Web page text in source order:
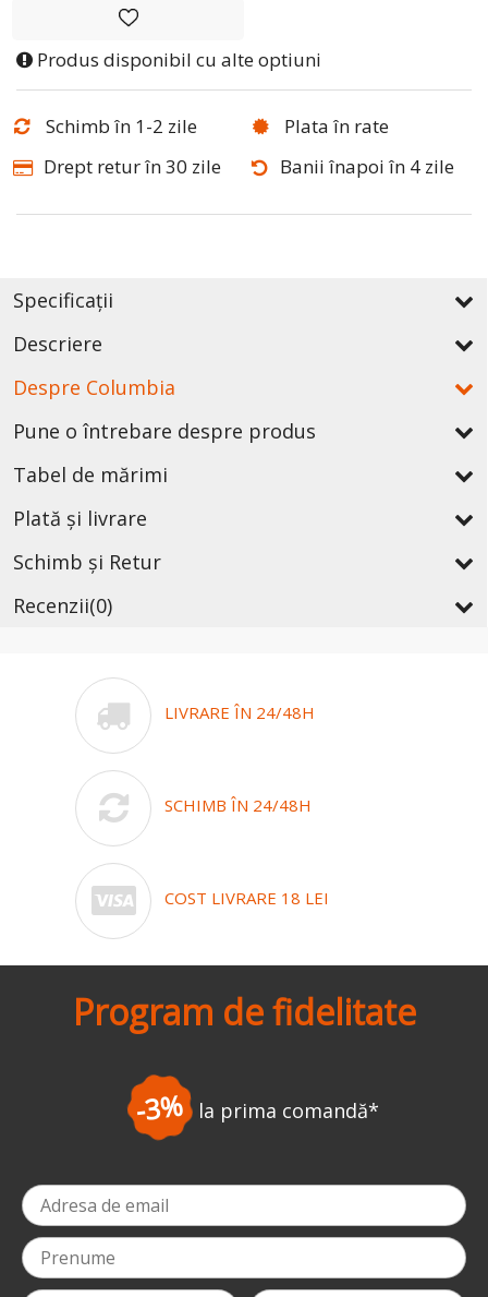
Produs disponibil cu alte optiuni
Schimb în 1-2 zile
Plata în rate
Drept retur în 30 zile
Banii înapoi în 4 zile
Specificații
Descriere
Despre Columbia
Pune o întrebare despre produs
Tabel de mărimi
Plată și livrare
Schimb și Retur
Recenzii(0)
LIVRARE ÎN 24/48H
SCHIMB ÎN 24/48H
COST LIVRARE 18 LEI
Program de fidelitate
-3% la prima comandă*